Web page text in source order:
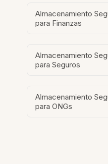
Almacenamiento
para Finanzas
Almacenamiento
para Seguros
Almacenamiento
para ONGs